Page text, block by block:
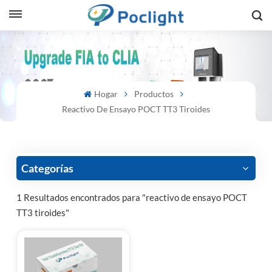
Hogar
Productos
Reactivo De Ensayo POCT TT3 Tiroides
Categorías
1 Resultados encontrados para "reactivo de ensayo POCT
TT3 tiroides"